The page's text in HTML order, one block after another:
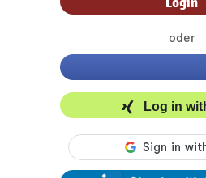
oder
Log in